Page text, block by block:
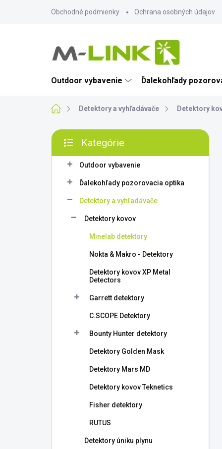
Obchodné podmienky Ochrana osobných údajov
Outdoor vybavenie Ďalekohľady
DomovDetektory a vyhľadávače Detektory
B
č
kategórie
Kategórie
Outdoor vybavenie
Ďalekohľady pozorovacia optika
Detektory a vyhľadávače
Detektory kovov
Minelab detektory
Nokta & Makro - Detektory
Detektory kovov XP Metal
Detectors
Garrett detektory
C.SCOPE Detektory
Bounty Hunter detektory
Detektory Golden Mask
Detektory Mars MD
Detektory kovov Teknetics
Fisher detektory
RUTUS
Detektory úniku plynu